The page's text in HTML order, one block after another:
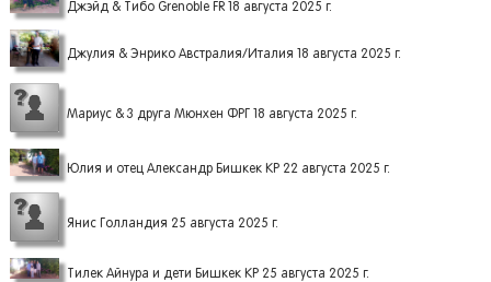
Джэйд & Тибо Grenoble FR 18 августа 2025 г.
Джулия & Энрико Австралия/Италия 18 августа 2025 г.
Мариус & 3 друга Мюнхен ФРГ 18 августа 2025 г.
Юлия и отец Александр Бишкек КР 22 августа 2025 г.
Янис Голландия 25 августа 2025 г.
Тилек Айнура и дети Бишкек КР 25 августа 2025 г.